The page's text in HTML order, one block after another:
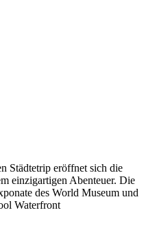
Städtetrip eröffnet sich die
einzigartigen Abenteuer. Die
des World Museum und
Waterfront